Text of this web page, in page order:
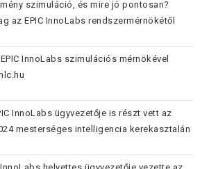
szimuláció, és mire jó pontosan?
az EPIC InnoLabs rendszermérnökétől
InnoLabs szimulációs mérnökével
InnoLabs ügyvezetője is részt vett az
mesterséges intelligencia kerekasztalán